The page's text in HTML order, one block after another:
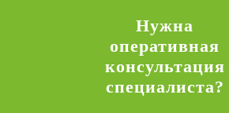
Нужна
оперативная
консультация
специалиста?